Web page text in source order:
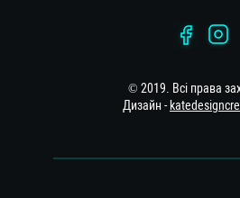
© 2019. Всі права
Дизайн -